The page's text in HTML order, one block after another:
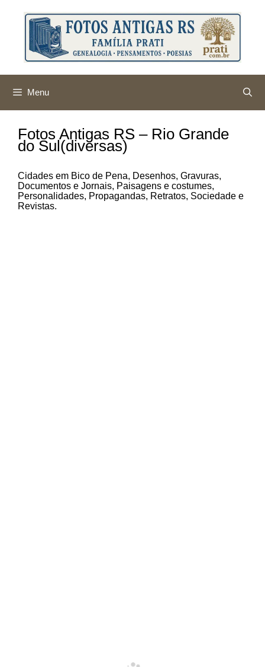
conteúdo
Menu
Fotos Antigas RS – Rio Grande
do Sul(diversas)
Cidades em Bico de Pena, Desenhos, Gravuras,
Documentos e Jornais, Paisagens e costumes,
Personalidades, Propagandas, Retratos, Sociedade e
Revistas.